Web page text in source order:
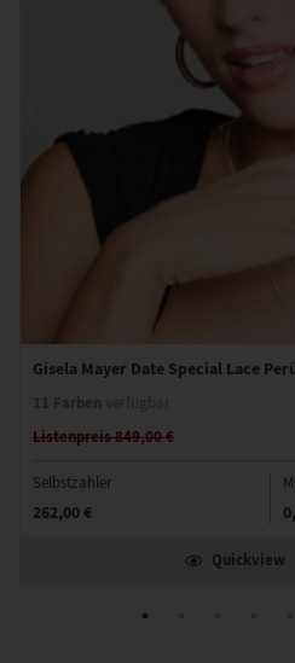
Gisela Mayer Date Special Lace
Listenpreis 849,00 €
Selbstzahler
262,00 €
Quickview